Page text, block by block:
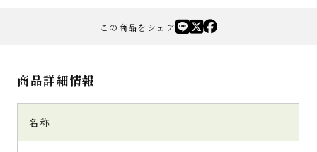
この商品をシェア
商品詳細情報
名称